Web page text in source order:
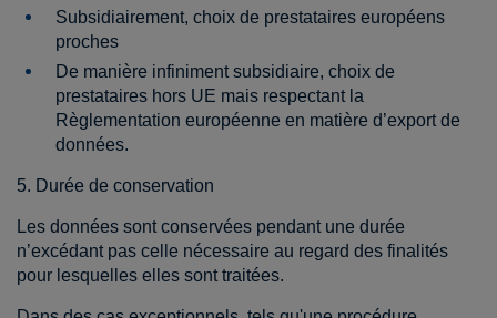
Subsidiairement, choix de prestataires européens
proches
De manière infiniment subsidiaire, choix de
prestataires hors UE mais respectant la
Règlementation européenne en matière d’export de
données.
5. Durée de conservation
Les données sont conservées pendant une durée
n’excédant pas celle nécessaire au regard des finalités
pour lesquelles elles sont traitées.